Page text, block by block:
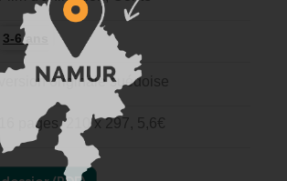
3-6 ans
version originale suédoise
16 pages, 210 x 297, 5,6€